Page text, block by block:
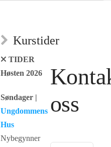
Kurstider
TIDER
Høsten 2026
Søndager |
Ungdommens
Hus
Nybegynner
oss